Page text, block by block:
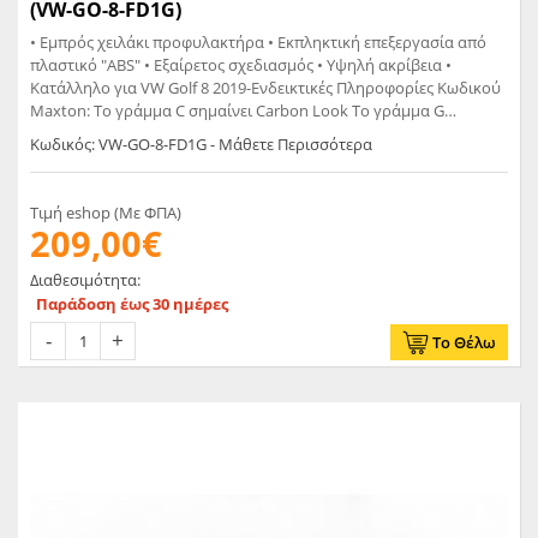
(VW-GO-8-FD1G)
• Εμπρός χειλάκι προφυλακτήρα • Εκπληκτική επεξεργασία από
πλαστικό "ABS" • Εξαίρετος σχεδιασμός • Υψηλή ακρίβεια •
Κατάλληλο για VW Golf 8 2019-Ενδεικτικές Πληροφορίες Κωδικού
Maxton: Το γράμμα C σημαίνει Carbon Look Το γράμμα G
σημαίνει Glossy Black Το γράμμα T σημαίνει Matt
Κωδικός: VW-GO-8-FD1G - Μάθετε Περισσότερα
Τιμή eshop (Με ΦΠΑ)
209,00€
Διαθεσιμότητα:
Παράδοση έως 30 ημέρες
Το Θέλω